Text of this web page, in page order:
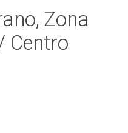
Zona
Centro